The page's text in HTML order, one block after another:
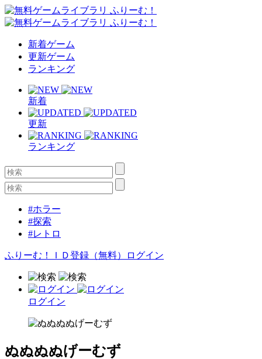
新着ゲーム
更新ゲーム
ランキング
新着
更新
ランキング
#ホラー
#探索
#レトロ
ふりーむ！ＩＤ登録（無料） ログイン
ログイン
ぬぬぬぬげーむず